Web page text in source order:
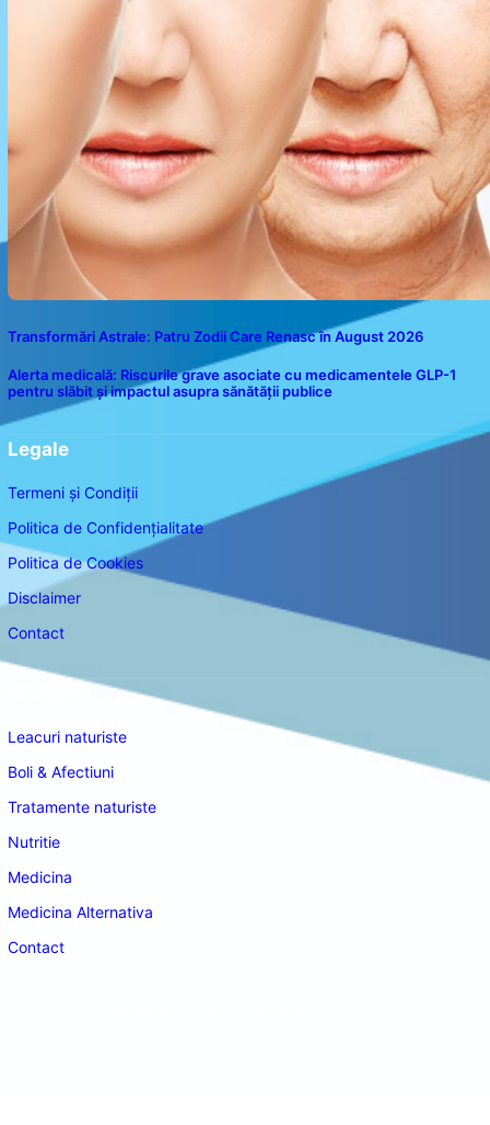
Transformări Astrale: Patru Zodii Care Renasc în August 2026
Alerta medicală: Riscurile grave asociate cu medicamentele GLP-1
pentru slăbit și impactul asupra sănătății publice
Legale
Termeni și Condiții
Politica de Confidențialitate
Politica de Cookies
Disclaimer
Contact
Leacuri naturiste
Boli & Afectiuni
Tratamente naturiste
Nutritie
Medicina
Medicina Alternativa
Contact